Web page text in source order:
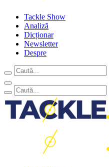
Tackle Show
Analiză
Dicționar
Newsletter
Despre